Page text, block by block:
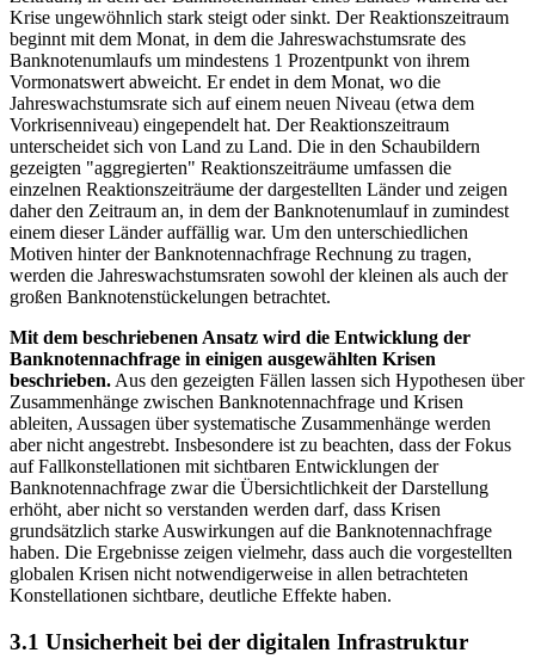
Krise ungewöhnlich stark steigt oder sinkt. Der Reaktionszeitraum
beginnt mit dem Monat, in dem die Jahreswachstumsrate des
Banknotenumlaufs um mindestens 1 Prozentpunkt von ihrem
Vormonatswert abweicht. Er endet in dem Monat, wo die
Jahreswachstumsrate sich auf einem neuen Niveau (etwa dem
Vorkrisenniveau) eingependelt hat. Der Reaktionszeitraum
unterscheidet sich von Land zu Land. Die in den Schaubildern
gezeigten "aggregierten" Reaktionszeiträume umfassen die
einzelnen Reaktionszeiträume der dargestellten Länder und zeigen
daher den Zeitraum an, in dem der Banknotenumlauf in zumindest
einem dieser Länder auffällig war. Um den unterschiedlichen
Motiven hinter der Banknotennachfrage Rechnung zu tragen,
werden die Jahreswachstumsraten sowohl der kleinen als auch der
großen Banknotenstückelungen betrachtet.
Mit dem beschriebenen Ansatz wird die Entwicklung der
Banknotennachfrage in einigen ausgewählten Krisen
beschrieben. Aus den gezeigten Fällen lassen sich Hypothesen über
Zusammenhänge zwischen Banknotennachfrage und Krisen
ableiten, Aussagen über systematische Zusammenhänge werden
aber nicht angestrebt. Insbesondere ist zu beachten, dass der Fokus
auf Fallkonstellationen mit sichtbaren Entwicklungen der
Banknotennachfrage zwar die Übersichtlichkeit der Darstellung
erhöht, aber nicht so verstanden werden darf, dass Krisen
grundsätzlich starke Auswirkungen auf die Banknotennachfrage
haben. Die Ergebnisse zeigen vielmehr, dass auch die vorgestellten
globalen Krisen nicht notwendigerweise in allen betrachteten
Konstellationen sichtbare, deutliche Effekte haben.
3.1 Unsicherheit bei der digitalen Infrastruktur